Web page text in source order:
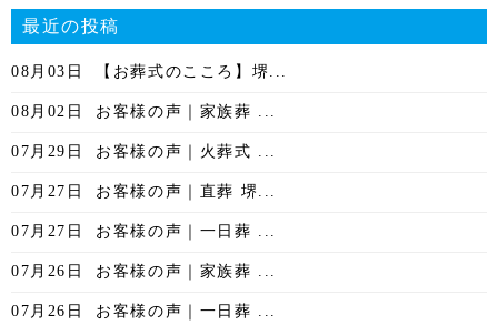
最近の投稿
08月03日 【お葬式のこころ】堺...
08月02日 お客様の声｜家族葬 ...
07月29日 お客様の声｜火葬式 ...
07月27日 お客様の声｜直葬 堺...
07月27日 お客様の声｜一日葬 ...
07月26日 お客様の声｜家族葬 ...
07月26日 お客様の声｜一日葬 ...